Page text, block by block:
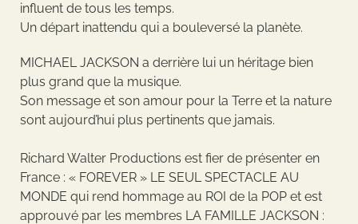
influent de tous les temps.
Un départ inattendu qui a bouleversé la planète.
MICHAEL JACKSON a derrière lui un héritage bien
plus grand que la musique.
Son message et son amour pour la Terre et la nature
sont aujourd’hui plus pertinents que jamais.
Richard Walter Productions est fier de présenter en
France : « FOREVER » LE SEUL SPECTACLE AU
MONDE qui rend hommage au ROI de la POP et est
approuvé par les membres LA FAMILLE JACKSON :